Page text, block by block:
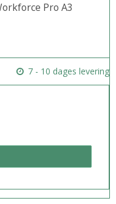
Pro A3
7 - 10 dages levering